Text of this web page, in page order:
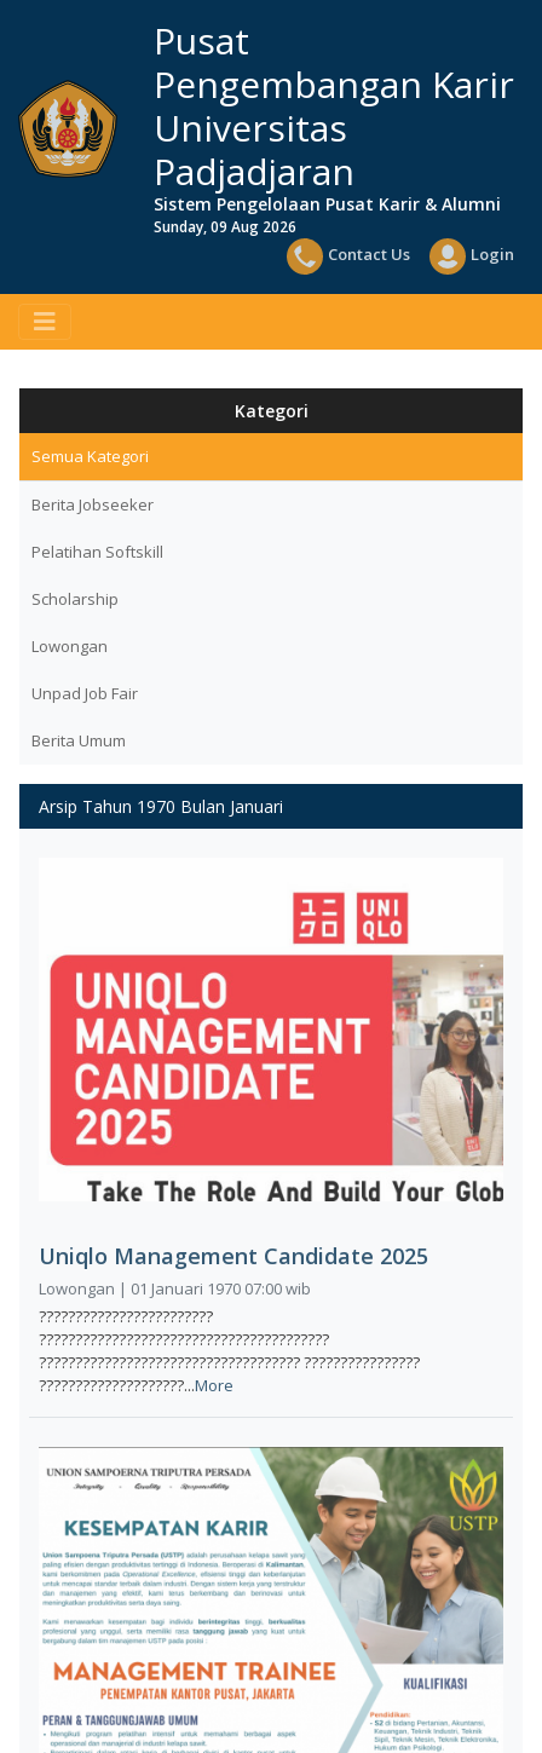
Pusat
Pengembangan Karir
Universitas
Padjadjaran
Sistem Pengelolaan Pusat Karir & Alumni
Sunday, 09 Aug 2026
Contact Us Login
Kategori
Semua Kategori
Berita Jobseeker
Pelatihan Softskill
Scholarship
Lowongan
Unpad Job Fair
Berita Umum
Arsip Tahun 1970 Bulan Januari
Uniqlo Management Candidate 2025
Lowongan | 01 Januari 1970 07:00 wib
????????????????????????
????????????????????????????????????????
???????????????????????????????????? ????????????????
????????????????????...More